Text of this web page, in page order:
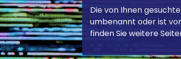
Die von Ihnen
umbenannt oder ist
finden Sie weitere